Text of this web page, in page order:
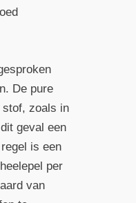
De pure
zoals in
geval een
is een
per
van